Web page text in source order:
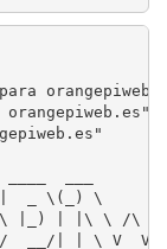
___
_ \(_) \      /
|_) | |\ \ /\ /
| | \ V  V /